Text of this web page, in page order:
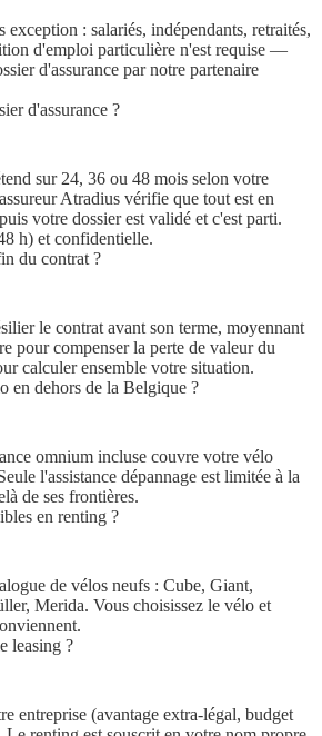
exception : salariés, indépendants, retraités,
d'emploi particulière n'est requise —
d'assurance par notre partenaire
d'assurance ?
sur 24, 36 ou 48 mois selon votre
Atradius vérifie que tout est en
votre dossier est validé et c'est parti.
h) et confidentielle.
du contrat ?
le contrat avant son terme, moyennant
pour compenser la perte de valeur du
calculer ensemble votre situation.
en dehors de la Belgique ?
omnium incluse couvre votre vélo
l'assistance dépannage est limitée à la
de ses frontières.
en renting ?
de vélos neufs : Cube, Giant,
Merida. Vous choisissez le vélo et
leasing ?
entreprise (avantage extra-légal, budget